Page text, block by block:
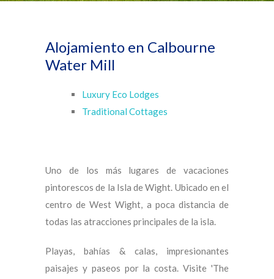
Alojamiento en Calbourne
Water Mill
Luxury Eco Lodges
Traditional Cottages
Uno de los más lugares de vacaciones
pintorescos de la Isla de Wight. Ubicado en el
centro de West Wight, a poca distancia de
todas las atracciones principales de la isla.
Playas, bahías & calas, impresionantes
paisajes y paseos por la costa. Visite 'The